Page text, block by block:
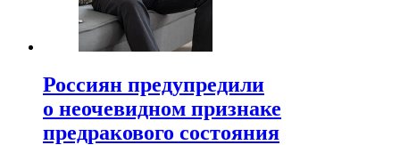
Россиян предупредили
о неочевидном признаке
предракового состояния